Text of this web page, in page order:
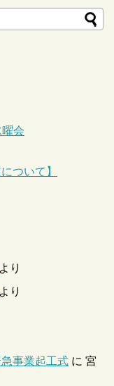
会
ついて】
より
より
事業起工式 に 宮